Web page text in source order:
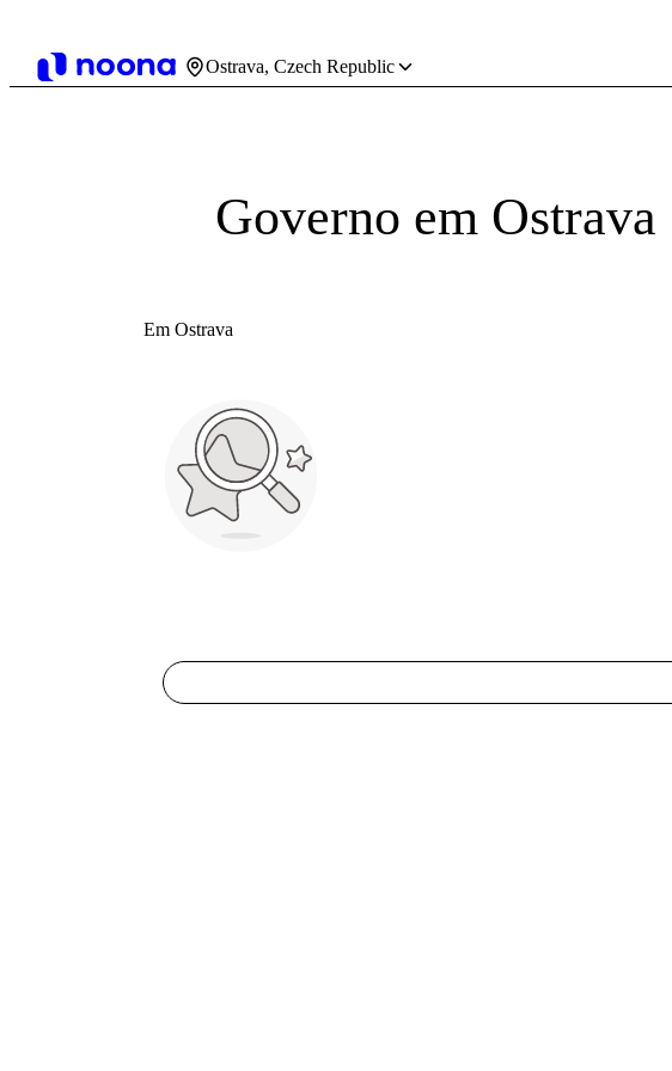
Ostrava, Czech Republic
Governo em Ostrava
Em Ostrava